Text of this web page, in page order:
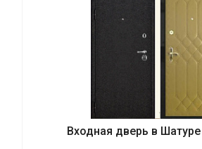
Входная дверь в